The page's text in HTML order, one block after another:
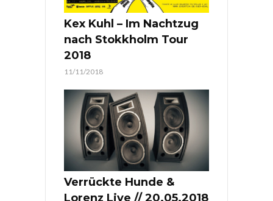
Kex Kuhl – Im Nachtzug
nach Stokkholm Tour
2018
11/11/2018
Verrückte Hunde &
Lorenz Live // 20.05.2018